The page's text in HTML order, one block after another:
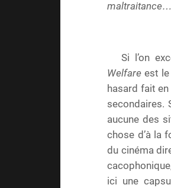
maltraitance…
Si l’on
Welfare est le
hasard fait
secondaires.
aucune des
chose d’à la
du cinéma
ici une